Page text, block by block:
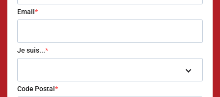
Email
Je suis...
Code Postal